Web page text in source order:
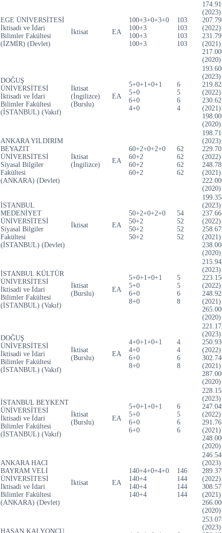
EGE ÜNİVERSİTESİ
İktisadi ve İdari
Bilimler Fakültesi
(İZMİR) (Devlet)
İktisat EA
100+3+0+3+0
100+3
100+3
100+3
103
103
103
103
(2023)
(2022)
(2021)
(2020)
DOĞUŞ
ÜNİVERSİTESİ
İktisadi ve İdari
Bilimler Fakültesi
(İSTANBUL) (Vakıf)
İktisat
(İngilizce)
(Burslu)
EA
5+0+1+0+1
5+0
6+0
4+0
6
5
6
4
(2023)
(2022)
(2021)
(2020)
ANKARA YILDIRIM
BEYAZIT
ÜNİVERSİTESİ
Siyasal Bilgiler
Fakültesi
(ANKARA) (Devlet)
İktisat
(İngilizce)
EA
60+2+0+2+0
60+2
60+2
60+2
62
62
62
62
(2023)
(2022)
(2021)
(2020)
İSTANBUL
MEDENİYET
ÜNİVERSİTESİ
Siyasal Bilgiler
Fakültesi
(İSTANBUL) (Devlet)
İktisat EA
50+2+0+2+0
50+2
50+2
50+2
54
52
52
52
(2023)
(2022)
(2021)
(2020)
İSTANBUL KÜLTÜR
ÜNİVERSİTESİ
İktisadi ve İdari
Bilimler Fakültesi
(İSTANBUL) (Vakıf)
İktisat
(Burslu)
EA
5+0+1+0+1
5+0
6+0
8+0
5
5
6
8
(2023)
(2022)
(2021)
(2020)
DOĞUŞ
ÜNİVERSİTESİ
İktisadi ve İdari
Bilimler Fakültesi
(İSTANBUL) (Vakıf)
İktisat
(Burslu)
EA
4+0+1+0+1
4+0
6+0
8+0
4
4
6
8
(2023)
(2022)
(2021)
(2020)
İSTANBUL BEYKENT
ÜNİVERSİTESİ
İktisadi ve İdari
Bilimler Fakültesi
(İSTANBUL) (Vakıf)
İktisat
(Burslu)
EA
5+0+1+0+1
5+0
6+0
6+0
6
5
6
6
(2023)
(2022)
(2021)
(2020)
ANKARA HACI
BAYRAM VELİ
ÜNİVERSİTESİ
İktisadi ve İdari
Bilimler Fakültesi
(ANKARA) (Devlet)
İktisat EA
140+4+0+4+0
140+4
140+4
140+4
146
144
144
144
(2023)
(2022)
(2021)
(2020)
HASAN KALYONCU
(2023)